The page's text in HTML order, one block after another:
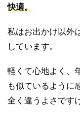
快適。
私はお出かけ以外
しています。
軽くて心地よく、
も似ているように
全く違うよさです